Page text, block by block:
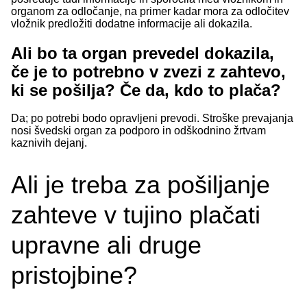
organom za odločanje, na primer kadar mora za odločitev
vložnik predložiti dodatne informacije ali dokazila.
Ali bo ta organ prevedel dokazila,
če je to potrebno v zvezi z zahtevo,
ki se pošilja? Če da, kdo to plača?
Da; po potrebi bodo opravljeni prevodi. Stroške prevajanja
nosi švedski organ za podporo in odškodnino žrtvam
kaznivih dejanj.
Ali je treba za pošiljanje
zahteve v tujino plačati
upravne ali druge
pristojbine?